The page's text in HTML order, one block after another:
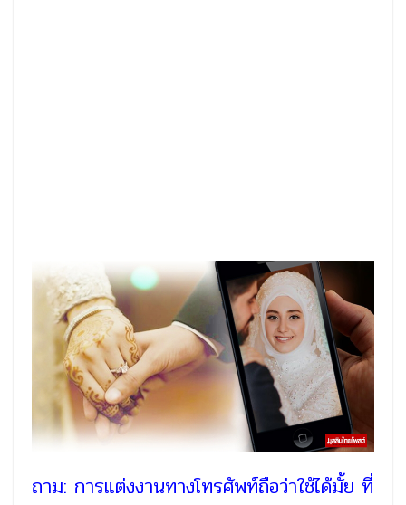
ถาม: การแต่งงานทางโทรศัพท์ถือว่าใช้ได้มั้ย ที่